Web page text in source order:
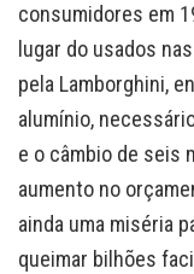
consumidores em
lugar do usados
pela Lamborghini,
alumínio,
e o câmbio de seis
aumento no
ainda uma miséria
queimar bilhões